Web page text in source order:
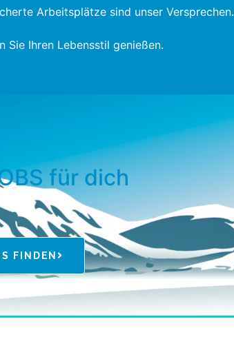
Arbeitsplätze sind unser Versprechen.
Sie Ihren Lebensstil genießen.
für dich
FINDEN